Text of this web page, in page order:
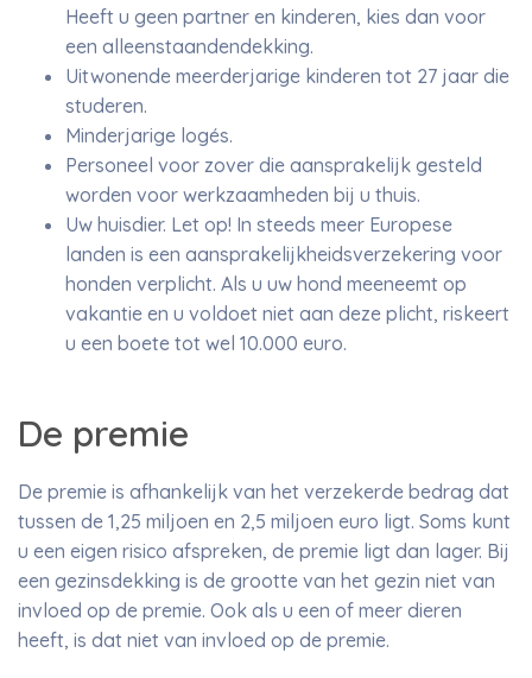
Heeft u geen partner en kinderen, kies dan voor
een alleenstaandendekking.
Uitwonende meerderjarige kinderen tot 27 jaar die
studeren.
Minderjarige logés.
Personeel voor zover die aansprakelijk gesteld
worden voor werkzaamheden bij u thuis.
Uw huisdier. Let op! In steeds meer Europese
landen is een aansprakelijkheidsverzekering voor
honden verplicht. Als u uw hond meeneemt op
vakantie en u voldoet niet aan deze plicht, riskeert
u een boete tot wel 10.000 euro.
De premie
De premie is afhankelijk van het verzekerde bedrag dat
tussen de 1,25 miljoen en 2,5 miljoen euro ligt. Soms kunt
u een eigen risico afspreken, de premie ligt dan lager. Bij
een gezinsdekking is de grootte van het gezin niet van
invloed op de premie. Ook als u een of meer dieren
heeft, is dat niet van invloed op de premie.